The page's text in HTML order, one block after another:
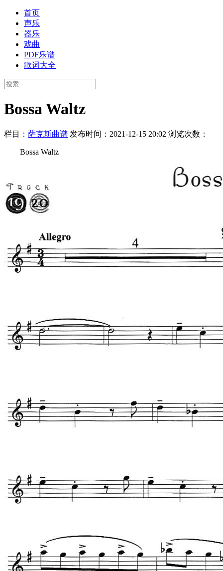
首页
声乐
器乐
戏曲
PDF乐谱
歌词大全
Bossa Waltz
栏目： 萨克斯曲谱 发布时间：2021-12-15 20:02 浏览次数：
Bossa Waltz